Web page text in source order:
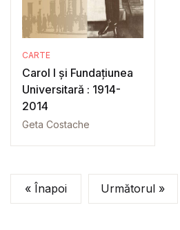
CARTE
Carol I și Fundațiunea
Universitară : 1914-
2014
Geta Costache
« Înapoi Următorul »